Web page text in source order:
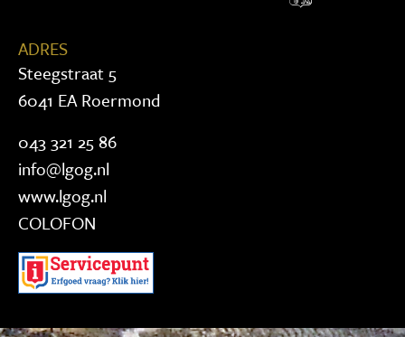
ADRES
Steegstraat 5
6041 EA Roermond
043 321 25 86
info@lgog.nl
www.lgog.nl
COLOFON